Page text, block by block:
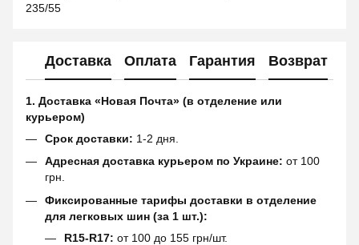
235/55
Доставка Оплата Гарантия Возврат
1. Доставка «Новая Почта» (в отделение или
курьером)
Срок доставки: 1-2 дня.
Адресная доставка курьером по Украине: от 100
грн.
Фиксированные тарифы доставки в отделение
для легковых шин (за 1 шт.):
R15-R17: от 100 до 155 грн/шт.